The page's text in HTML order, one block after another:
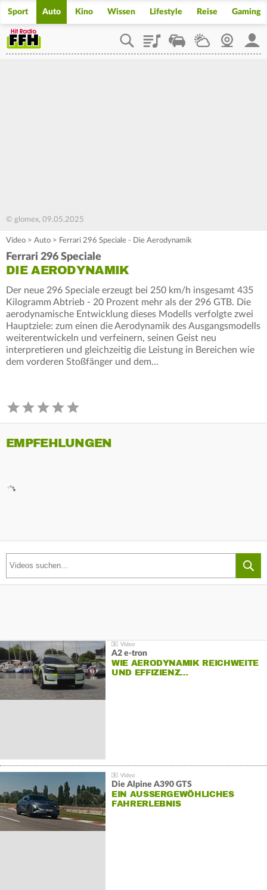
Sport Auto Kino Wissen Lifestyle Reise Gaming
PlaylistStaupilotWetterWebcam
© glomex, 09.05.2025
Video > Auto > Ferrari 296 Speciale - Die Aerodynamik
Ferrari 296 Speciale
DIE AERODYNAMIK
Der neue 296 Speciale erzeugt bei 250 km/h insgesamt 435
Kilogramm Abtrieb - 20 Prozent mehr als der 296 GTB. Die
aerodynamische Entwicklung dieses Modells verfolgte zwei
Hauptziele: zum einen die Aerodynamik des Ausgangsmodells
weiterentwickeln und verfeinern, seinen Geist neu
interpretieren und gleichzeitig die Leistung in Bereichen wie
dem vorderen Stoßfänger und dem…
EMPFEHLUNGEN
A2 e-tron
WIE AERODYNAMIK REICHWEITE
UND EFFIZIENZ…
Die Alpine A390 GTS
EIN AUSSERGEWÖHLICHES F
AHRERLEBNIS